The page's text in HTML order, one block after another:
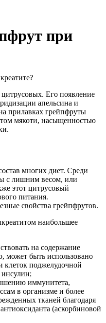
при
Его появление
апельсина и
прилавках грейпфруты
мякоти, насыщенностью
многих диет. Среди
с лишним весом, или
этот цитрусовый
питания.
свойства грейпфрутов.
наибольшее
на содержание
может быть использовано
клеток поджелудочной
иммунитета,
в организме и более
тканей благодаря
(аскорбиновой